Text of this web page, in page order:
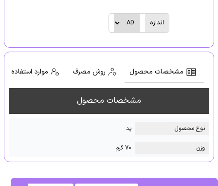
اندازه
مشخصات محصول روش مصرف موارد استفاده
مشخصات محصول
نوع محصول پد
وزن 70 گرم